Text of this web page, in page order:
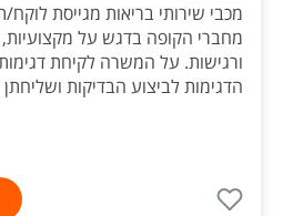
מכבי שירותי בריאות מגייסת
מחברי הקופה בדגש על מקצועיות,
ורגישות. על המשרה לקיחת
הדגימות לביצוע הבדיקות